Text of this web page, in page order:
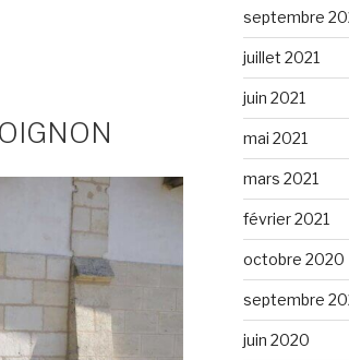
septembre
juillet 2021
juin 2021
mai 2021
mars 2021
février 2021
octobre 2020
septembre
juin 2020